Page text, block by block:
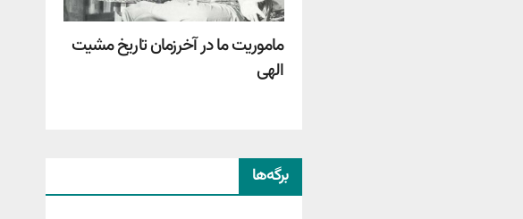
ماموریت ما در آخرزمان تاریخ مشیت
الهی
برگه‌ها